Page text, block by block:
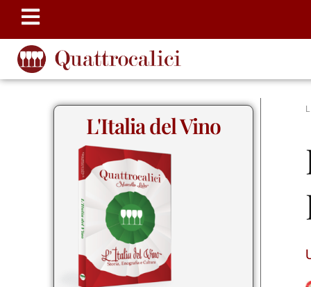
L'Italia del Vino